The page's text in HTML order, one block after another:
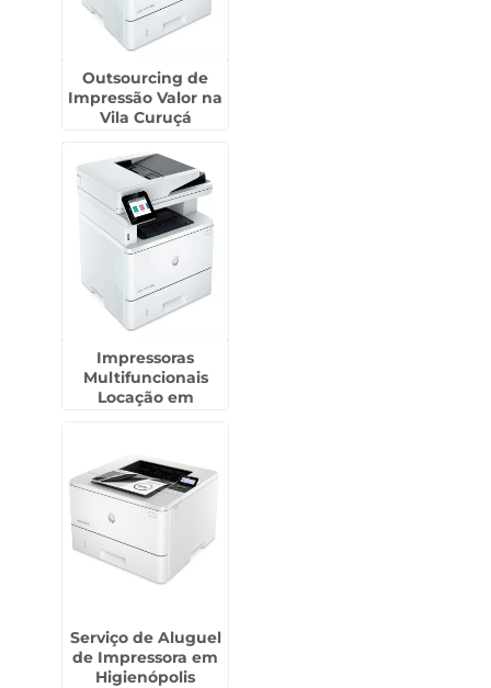
Outsourcing de
Impressão Valor na
Vila Curuçá
Impressoras
Multifuncionais
Locação em
Serviço de Aluguel
de Impressora em
Higienópolis